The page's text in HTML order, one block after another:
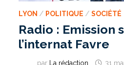
LYON / POLITIQUE /SOCIÉTÉ
Radio :
l’internat Favre
par La rédaction 31